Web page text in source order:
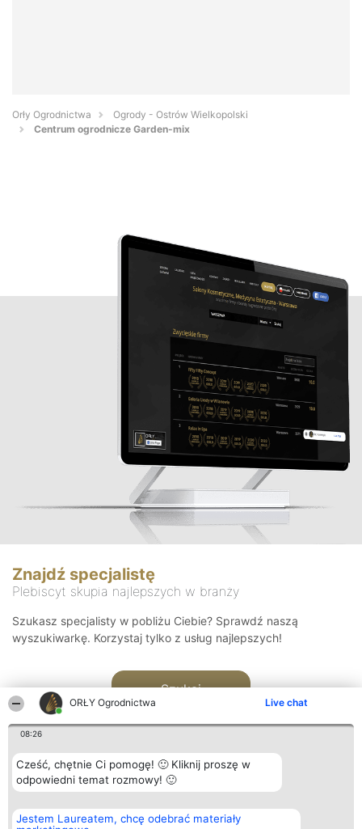
ORŁY Ogrodnictwa Live chat
08:26
Cześć, chętnie Ci pomogę! 🙂 Kliknij proszę w
odpowiedni temat rozmowy! 🙂
Jestem Laureatem, chcę odebrać materiały
Orły Ogrodnictwa
Ogrody - Ostrów Wielkopolski
Centrum ogrodnicze Garden-mix
Znajdź specjalistę
Plebiscyt skupia najlepszych w branży
Szukasz specjalisty w pobliżu Ciebie? Sprawdź naszą
wyszukiwarkę. Korzystaj tylko z usług najlepszych!
Szukaj
Organizator plebiscytu
Bright Side Solutions sp. z o.
Plebiscyt
Laureaci
Kontakt
Kontakt